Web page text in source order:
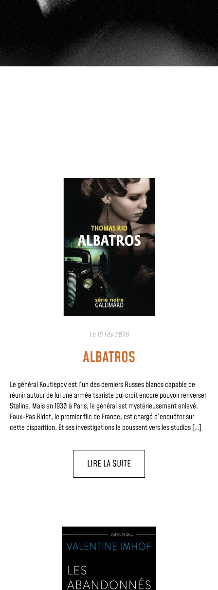
Le 16 Fév 2026
ALBATROS
Le général Koutiepov est l’un des derniers Russes blancs capable de
réunir autour de lui une armée tsariste qui croit encore pouvoir renverser
Staline. Mais en 1930 à Paris, le général est mystérieusement enlevé.
Faux-Pas Bidet, le premier flic de France, est chargé d’enquêter sur
cette disparition. Et ses investigations le poussent vers les studios […]
LIRE LA SUITE